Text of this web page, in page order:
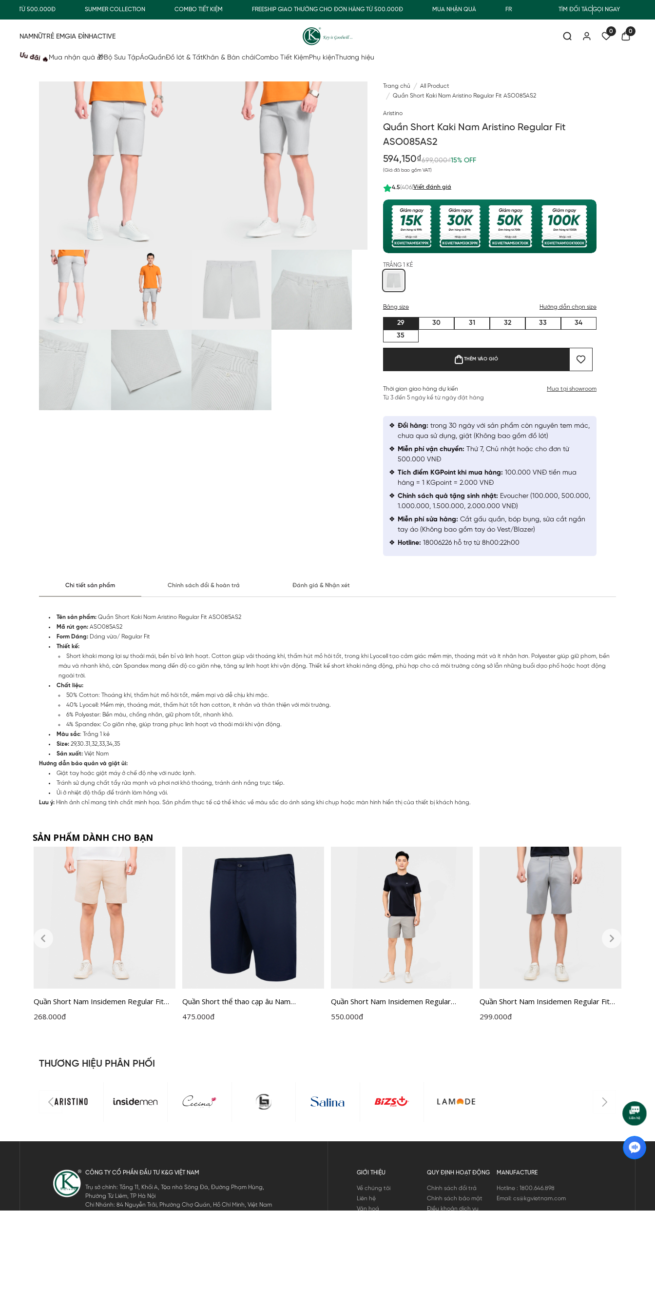
TỪ 500.000Đ SUMMER COLLECTION COMBO TIẾT KIỆM FREESHIP GIAO THƯỜNG CHO ĐƠN HÀNG TỪ 500.000Đ MUA NHẬN QUÀ FREESHIP GIAO THƯỜNG CHO ĐƠN HÀNG TỪ 500.000Đ
TÌM ĐỐI TÁCGỌI NGAY
0 0
NAMNỮTRẺ EMGIA ĐÌNHACTIVE
Ưu đãi 🔥 Mua nhận quà 🎁Bộ Sưu TậpÁoQuầnĐồ lót & TấtKhăn & Bàn chảiCombo Tiết KiệmPhụ kiện Thương hiệu
Trang chủ
All Product
Quần Short Kaki Nam Aristino Regular Fit ASO085AS2
Aristino
Quần Short Kaki Nam Aristino Regular Fit
ASO085AS2
594,150₫699,000₫15% OFF
(Giá đã bao gồm VAT)
4.5(406)Viết đánh giá
TRẮNG 1 KẺ
Bảng size Hướng dẫn chọn size
29 30 31 32 33
34
35
THÊM VÀO GIỎ
Thời gian giao hàng dự kiến
Từ 3 đến 5 ngày kể từ ngày đặt hàng
Mua tại showroom
Đổi hàng: trong 30 ngày với sản phẩm còn nguyên tem mác,
chưa qua sử dụng, giặt (Không bao gồm đồ lót)
Miễn phí vận chuyển: Thứ 7, Chủ nhật hoặc cho đơn từ
500.000 VNĐ
Tích điểm KGPoint khi mua hàng: 100.000 VNĐ tiền mua
hàng = 1 KGpoint = 2.000 VNĐ
Chính sách quà tặng sinh nhật: Evoucher (100.000, 500.000,
1.000.000, 1.500.000, 2.000.000 VNĐ)
Miễn phí sửa hàng: Cắt gấu quần, bóp bụng, sửa cắt ngắn
tay áo (Không bao gồm tay áo Vest/Blazer)
Hotline: 18006226 hỗ trợ từ 8h00:22h00
Chi tiết sản phẩm Chính sách đổi & hoàn trả Đánh giá & Nhận xét
Tên sản phẩm: Quần Short Kaki Nam Aristino Regular Fit ASO085AS2
Mã rút gọn: ASO085AS2
Form Dáng: Dáng vừa/ Regular Fit
Thiết kế:
Short khaki mang lại sự thoải mái, bền bỉ và linh hoạt. Cotton giúp vải thoáng khí, thấm hút mồ hôi tốt, trong khi Lyocell tạo cảm giác mềm mịn, thoáng mát và ít nhăn hơn. Polyester giúp giữ phom, bền
màu và nhanh khô, còn Spandex mang đến độ co giãn nhẹ, tăng sự linh hoạt khi vận động. Thiết kế short khaki năng động, phù hợp cho cả môi trường công sở lẫn những buổi dạo phố hoặc hoạt động
ngoài trời.
Chất liệu:
50% Cotton: Thoáng khí, thấm hút mồ hôi tốt, mềm mại và dễ chịu khi mặc.
40% Lyocell: Mềm mịn, thoáng mát, thấm hút tốt hơn cotton, ít nhăn và thân thiện với môi trường.
6% Polyester: Bền màu, chống nhăn, giữ phom tốt, nhanh khô.
4% Spandex: Co giãn nhẹ, giúp trang phục linh hoạt và thoải mái khi vận động.
Màu sắc: Trắng 1 kẻ
Size: 29,30.31,32,33,34,35
Sản xuất: Việt Nam
Hướng dẫn bảo quản và giặt ủi:
Giặt tay hoặc giặt máy ở chế độ nhẹ với nước lạnh.
Tránh sử dụng chất tẩy rửa mạnh và phơi nơi khô thoáng, tránh ánh nắng trực tiếp.
Ủi ở nhiệt độ thấp để tránh làm hỏng vải.
Lưu ý: Hình ảnh chỉ mang tính chất minh họa. Sản phẩm thực tế có thể khác về màu sắc do ánh sáng khi chụp hoặc màn hình hiển thị của thiết bị khách hàng.
SẢN PHẨM DÀNH CHO BẠN
Quần Short Nam Insidemen Regular Fit
ISO502EDP01
268.000đ
Quần Short thể thao cạp âu Nam
Insidemen ISO019S3
475.000đ
Quần Short Nam Insidemen Regular
ISO163AAH0
550.000đ
Quần Short Nam Insidemen Regular Fit
ISO237AH0
299.000đ
THƯƠNG HIỆU PHÂN PHỐI
CÔNG TY CỔ PHẦN ĐẦU TƯ K&G VIỆT NAM
Trụ sở chính: Tầng 11, Khối A, Tòa nhà Sông Đà, Đường Phạm Hùng,
Phường Từ Liêm, TP Hà Nội
Chi Nhánh: 84 Nguyễn Trãi, Phường Chợ Quán, Hồ Chí Minh, Việt Nam
GIỚI THIỆU
Về chúng tôi
Liên hệ
Văn hoá
QUY ĐỊNH HOẠT ĐỘNG
Chính sách đổi trả
Chính sách bảo mật
Điều khoản dịch vụ
MANUFACTURE
Hotline : 1800.646.898
Email: cs@kgvietnam.com